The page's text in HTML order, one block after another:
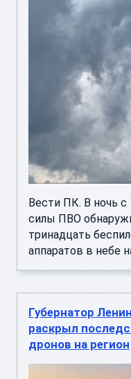
Вести ПК. В ночь
силы ПВО
тринадцать
аппаратов в небе
Губернатор
раскрыл
дронов на регион